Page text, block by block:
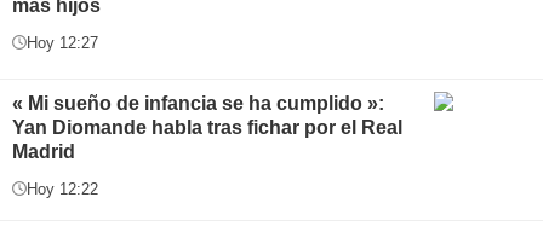
más hijos
Hoy 12:27
« Mi sueño de infancia se ha cumplido »:
Yan Diomande habla tras fichar por el Real
Madrid
Hoy 12:22